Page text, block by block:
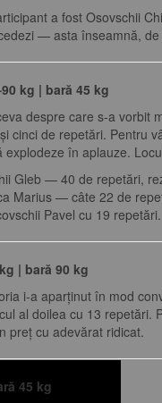
a fost Osovschii
— asta înseamnă,
kg | bară 45 kg
despre care s-a vorbit
cinci de repetări. Pentru
în aplauze.
Gleb — 40 de repetări,
Marius — câte 22 de
Pavel cu 19 repetări.
| bară 90 kg
i-a aparținut în mod
al doilea cu 13
preț cu adevărat ridicat.
45 kg